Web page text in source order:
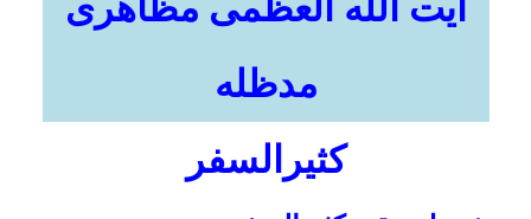
سوال :چند روز یک بار به سفر رفتن،
پاسخ:ده روز یک مرتبه
سوال :ملاک برای اینکه کسی
کثیرالسّفر شود، این است که برای کار